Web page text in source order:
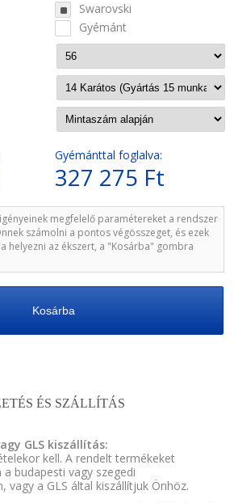
Swarovski
Gyémánt
Gyémánttal foglalva:
327 275 Ft
megfelelő paramétereket a rendszer
számolni a pontos végösszeget, és ezek
helyezni az ékszert, a "Kosárba" gombra
Kosárba
ÉS SZÁLLÍTÁS
GLS kiszállítás:
kell. A rendelt termékeket
budapesti vagy szegedi
vagy a GLS által kiszállítjuk Önhöz.